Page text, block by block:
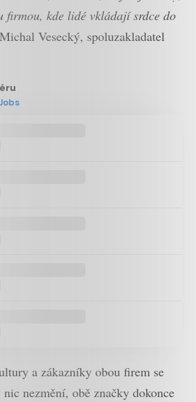
firmou, kde lidé vkládají srdce do
Vesecký, spoluzakladatel
a zákazníky obou firem se
nezmění, obě značky dokonce